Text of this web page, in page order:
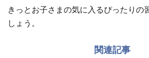
きっとお子さまの気に入るぴったりの
しょう。
関連記事